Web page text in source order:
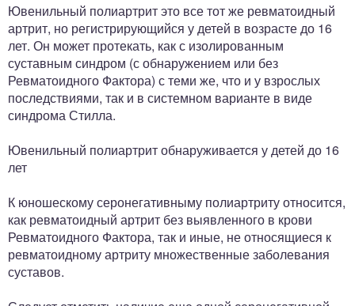
Ювенильный полиартрит это все тот же ревматоидный
артрит, но регистрирующийся у детей в возрасте до 16
лет. Он может протекать, как с изолированным
суставным синдром (с обнаружением или без
Ревматоидного Фактора) с теми же, что и у взрослых
последствиями, так и в системном варианте в виде
синдрома Стилла.
Ювенильный полиартрит обнаруживается у детей до 16
лет
К юношескому серонегативныму полиартриту относится,
как ревматоидный артрит без выявленного в крови
Ревматоидного Фактора, так и иные, не относящиеся к
ревматоидному артриту множественные заболевания
суставов.